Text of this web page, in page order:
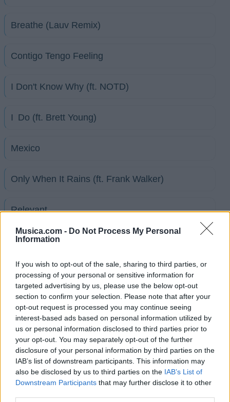
Musica.com - Do Not Process My Personal
Information
If you wish to opt-out of the sale, sharing to third parties, or
processing of your personal or sensitive information for
targeted advertising by us, please use the below opt-out
section to confirm your selection. Please note that after your
opt-out request is processed you may continue seeing
interest-based ads based on personal information utilized by
us or personal information disclosed to third parties prior to
your opt-out. You may separately opt-out of the further
disclosure of your personal information by third parties on the
IAB’s list of downstream participants. This information may
also be disclosed by us to third parties on the IAB’s List of
Downstream Participants that may further disclose it to other
Breathe (Lauv Remix)
Contigo Tengo Feeling
I Don't Know Why (ft. NOTD)
I Do (ft. Brett Young)
Mexico
Only When It Rains (ft. Frank Walker)
Relevant
Sing It With Me (ft. JP Cooper)
When Love Takes Over (Acoustic Cover)
(originally by David Guetta)
Am I The Only One (ft. HRVY, R3hab)
Pretty (ft. Dagny)
Come First